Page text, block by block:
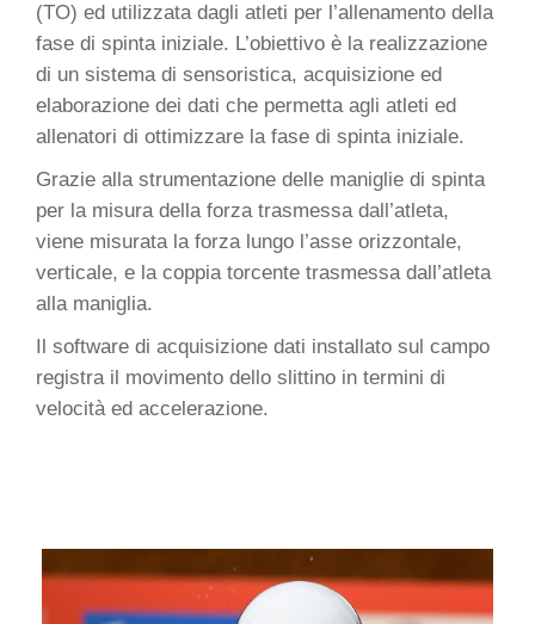
(TO) ed utilizzata dagli atleti per l’allenamento della
fase di spinta iniziale. L’obiettivo è la realizzazione
di un sistema di sensoristica, acquisizione ed
elaborazione dei dati che permetta agli atleti ed
allenatori di ottimizzare la fase di spinta iniziale.
Grazie alla strumentazione delle maniglie di spinta
per la misura della forza trasmessa dall’atleta,
viene misurata la forza lungo l’asse orizzontale,
verticale, e la coppia torcente trasmessa dall’atleta
alla maniglia.
Il software di acquisizione dati installato sul campo
registra il movimento dello slittino in termini di
velocità ed accelerazione.